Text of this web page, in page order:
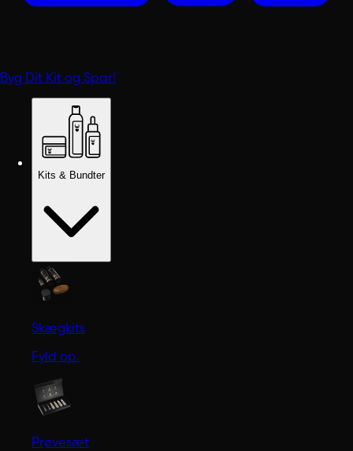
Byg Dit Kit og Spar!
Kits & Bundter
Skægkits
Fyld op.
Prøvesæt